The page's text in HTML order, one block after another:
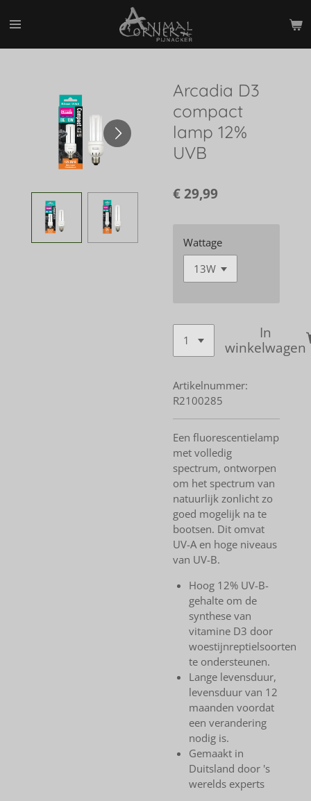
direct
Arcadia D3
compact
lamp 12%
UVB
€ 29,99
Wattage
In
winkelwagen
Artikelnummer:
R2100285
Een fluorescentielamp
met volledig
spectrum, ontworpen
om het spectrum van
natuurlijk zonlicht zo
goed mogelijk na te
bootsen. Dit omvat
UV-A en hoge niveaus
van UV-B.
Hoog 12% UV-B-
gehalte om de
synthese van
vitamine D3 door
woestijnreptielsoorten
te ondersteunen.
Lange levensduur,
levensduur van 12
maanden voordat
een verandering
nodig is.
Gemaakt in
Duitsland door 's
werelds experts